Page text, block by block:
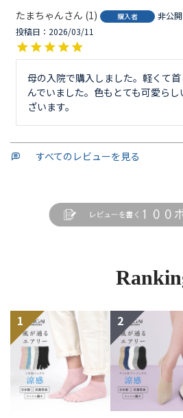
たまちゃん 1 購入者
非公開
投稿日
2026/03/11
母の入院で購入しました。軽くて
んでいました。色もとても可愛ら
ざいます。
すべてのレビューを見る